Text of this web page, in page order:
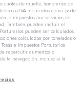
cuotas de muelle, honorarios de
o IVA incurridos como parte
e impuestos por servicios de
También pueden incluir el
pueden ser calculados
calculadas por toneladas o
e Impuestos Porturarios
repercutir aumentos o
la navegación, incluso si la